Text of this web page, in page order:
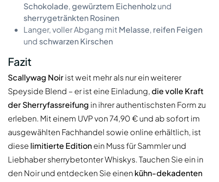
Schokolade,gewürztem Eichenholzund
sherrygetränkten Rosinen
Langer, voller Abgang mit Melasse, reifen Feigen
und schwarzen Kirschen
Fazit
Scallywag Noirist weit mehr als nur ein weiterer
Speyside Blend – er ist eine Einladung,die volle Kraft
der Sherryfassreifung in ihrer authentischsten Form zu
erleben. Mit einem UVP von 74,90 € und ab sofort im
ausgewählten Fachhandel sowie online erhältlich, ist
diese limitierte Editionein Muss für Sammler und
Liebhaber sherrybetonter Whiskys. Tauchen Sie ein in
den Noir und entdecken Sie einen kühn-dekadenten